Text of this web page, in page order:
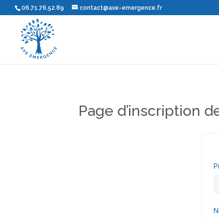
06.71.76.52.89 contact@axe-emergence.fr
Page d’inscription